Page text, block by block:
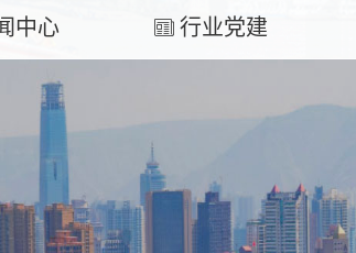
中心 行业党建